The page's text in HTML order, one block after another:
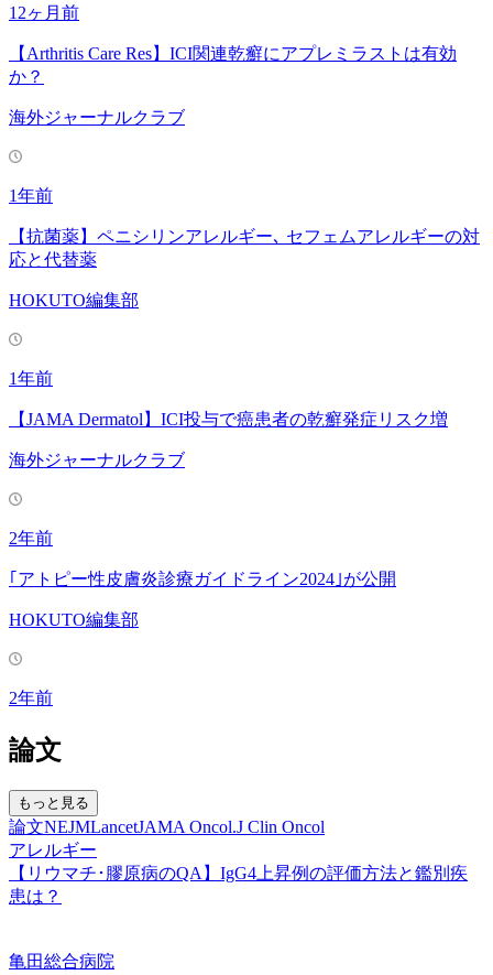
12ヶ月前
【Arthritis Care Res】ICI関連乾癬にアプレミラストは有効
か？
海外ジャーナルクラブ
1年前
【抗菌薬】ペニシリンアレルギー､ セフェムアレルギーの対
応と代替薬
HOKUTO編集部
1年前
【JAMA Dermatol】ICI投与で癌患者の乾癬発症リスク増
海外ジャーナルクラブ
2年前
｢アトピー性皮膚炎診療ガイドライン2024｣が公開
HOKUTO編集部
2年前
論文
もっと見る
論文NEJMLancetJAMA Oncol.J Clin Oncol
アレルギー
【リウマチ･膠原病のQA】IgG4上昇例の評価方法と鑑別疾
患は？
亀田総合病院